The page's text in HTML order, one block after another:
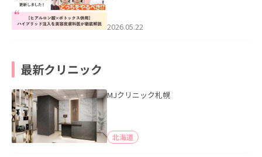
た。
2026.05.22
最新クリニック
MJクリニック札幌
北海道